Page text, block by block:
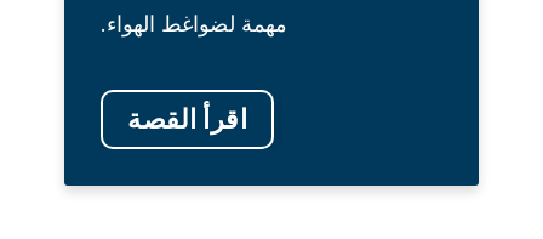
مهمة لضواغط الهواء.
اقرأ القصة